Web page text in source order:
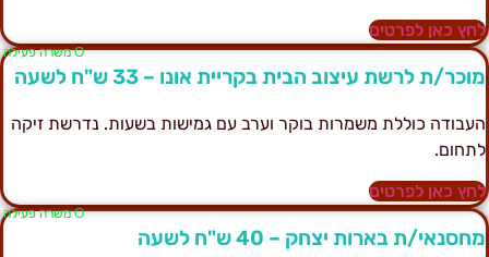
כאן לפרטים
Ο משרה פעילה
ת לרשת עיצוב הבית בקריית אונו – 33 ש"ח לשעה
כוללת משמרות בוקר וערב עם גמישות בשעות. נדרשת זיקה
כאן לפרטים
Ο משרה פעילה
ת בארות יצחק – 40 ש"ח לשעה